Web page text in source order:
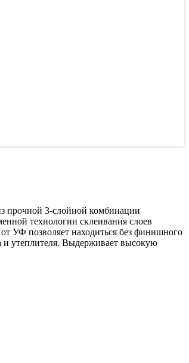
прочной 3-слойной комбинации
технологии склеивания слоев
УФ позволяет находиться без финишного
и утеплителя. Выдерживает высокую